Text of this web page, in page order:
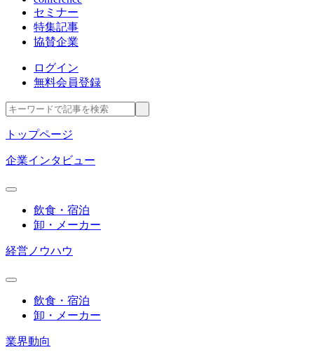
セミナー
特集記事
協賛企業
ログイン
無料会員登録
トップページ
企業インタビュー
飲食・宿泊
卸・メーカー
経営ノウハウ
飲食・宿泊
卸・メーカー
業界動向